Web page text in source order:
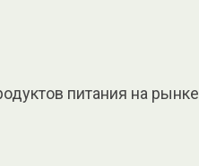
питания на рынке